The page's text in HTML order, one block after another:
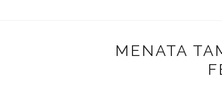
MENATA